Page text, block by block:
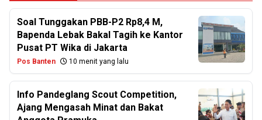
Soal Tunggakan PBB-P2 Rp8,4 M,
Bapenda Lebak Bakal Tagih ke Kantor
Pusat PT Wika di Jakarta
Pos Banten 10 menit yang lalu
Info Pandeglang Scout Competition,
Ajang Mengasah Minat dan Bakat